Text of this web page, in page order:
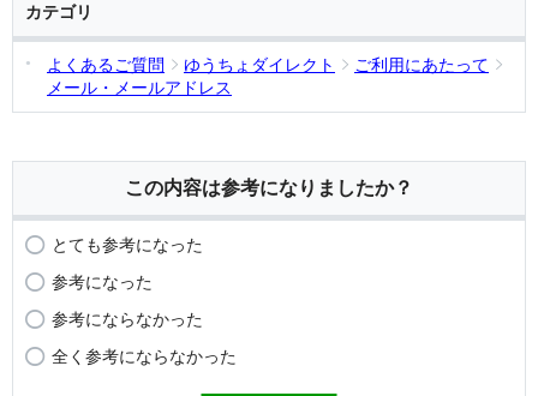
カテゴリ
よくあるご質問 ゆうちょダイレクト
ご利用にあたって
メール・メールアドレス
この内容は参考になりましたか？
とても参考になった
参考になった
参考にならなかった
全く参考にならなかった